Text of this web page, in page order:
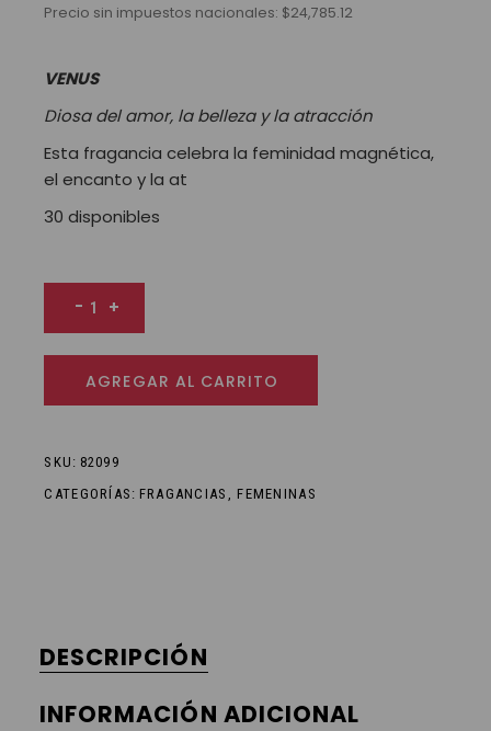
Precio sin impuestos nacionales: $24,785.12
VENUS
Diosa del amor, la belleza y la atracción
Esta fragancia celebra la feminidad magnética,
el encanto y la at
30 disponibles
Venus Eau de parfum femenino con atomizador 45
- +
AGREGAR AL CARRITO
SKU: 82099
CATEGORÍAS: FRAGANCIAS ,FEMENINAS
DESCRIPCIÓN
INFORMACIÓN ADICIONAL